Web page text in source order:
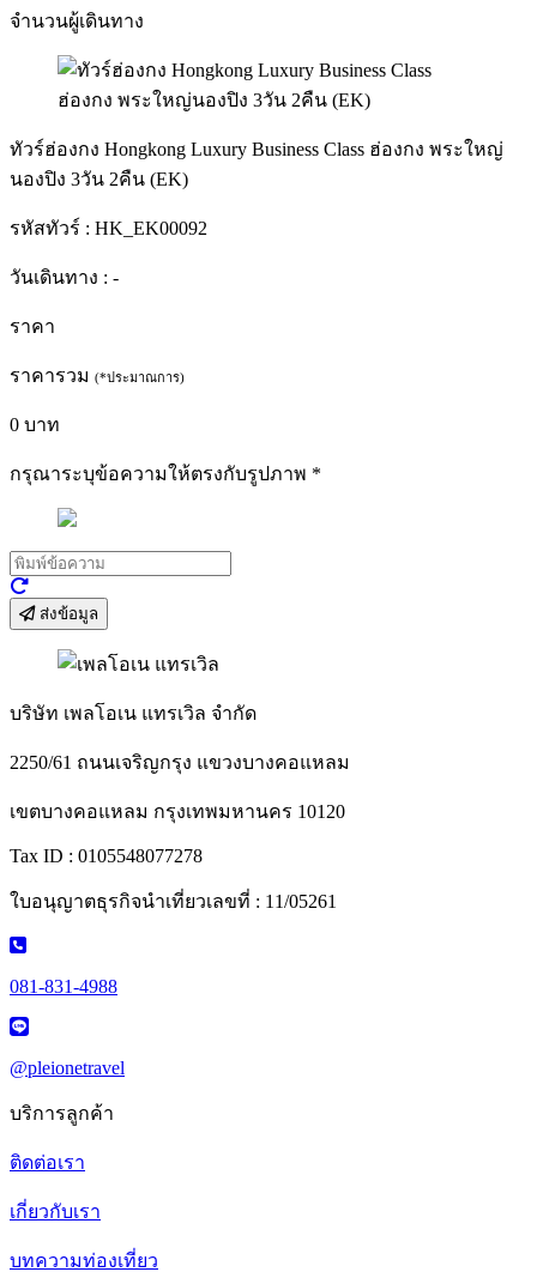
จำนวนผู้เดินทาง
ทัวร์ฮ่องกง Hongkong Luxury Business Class ฮ่องกง พระใหญ่
นองปิง 3วัน 2คืน (EK)
รหัสทัวร์ : HK_EK00092
วันเดินทาง : -
ราคา
ราคารวม (*ประมาณการ)
0 บาท
กรุณาระบุข้อความให้ตรงกับรูปภาพ *
ส่งข้อมูล
บริษัท เพลโอเน แทรเวิล จำกัด
2250/61 ถนนเจริญกรุง แขวงบางคอแหลม
เขตบางคอแหลม กรุงเทพมหานคร 10120
Tax ID : 0105548077278
ใบอนุญาตธุรกิจนำเที่ยวเลขที่ : 11/05261
081-831-4988
@pleionetravel
บริการลูกค้า
ติดต่อเรา
เกี่ยวกับเรา
บทความท่องเที่ยว